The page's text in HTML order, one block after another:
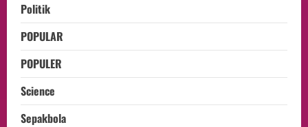
Politik
POPULAR
POPULER
Science
Sepakbola